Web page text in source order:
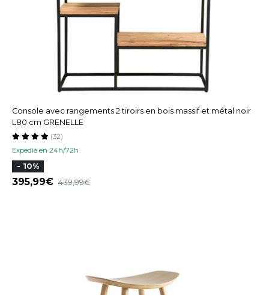
Console avec rangements 2 tiroirs en bois massif et métal noir
L80 cm GRENELLE
Expedié en 24h/72h
(32)
- 10%
395,99 439,99